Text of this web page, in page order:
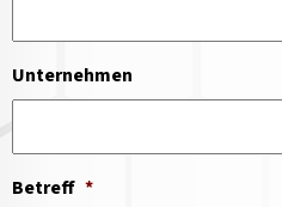
Unternehmen
Betreff *